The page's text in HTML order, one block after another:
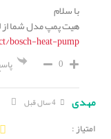
با سلام
هیت پمپ مدل شما از
bosch-heat-pump/
0
مهدی
امتیاز :